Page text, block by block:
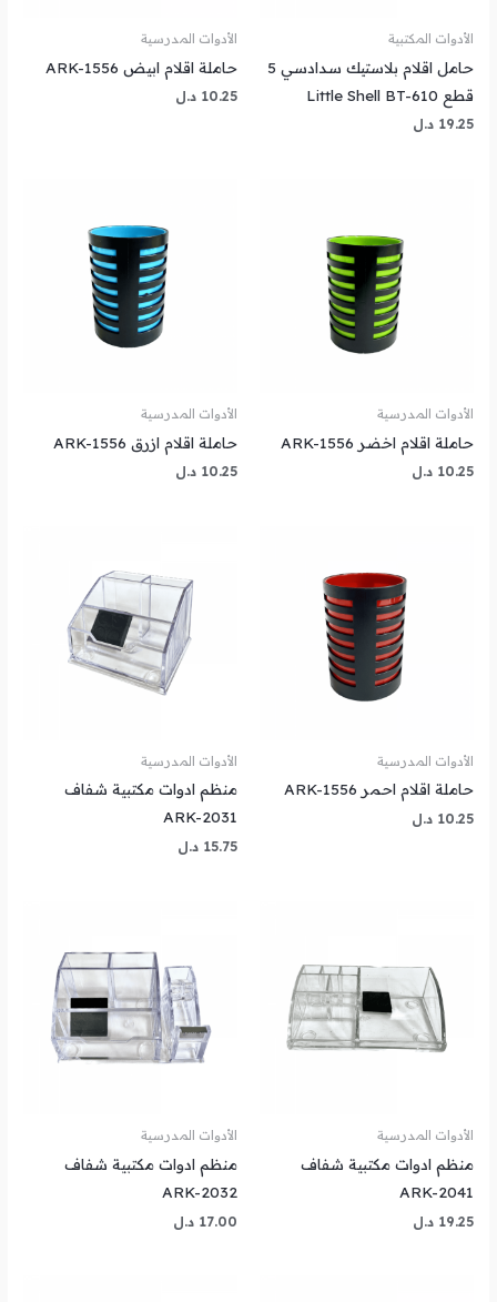
الأدوات المكتبية
حامل اقلام بلاستيك سدادسي 5
قطع Little Shell BT-610
19.25 د.ل
الأدوات المدرسية
حاملة اقلام ابيض ARK-1556
10.25 د.ل
الأدوات المدرسية
حاملة اقلام اخضر ARK-1556
10.25 د.ل
الأدوات المدرسية
حاملة اقلام ازرق ARK-1556
10.25 د.ل
الأدوات المدرسية
حاملة اقلام احمر ARK-1556
10.25 د.ل
الأدوات المدرسية
منظم ادوات مكتبية شفاف
ARK-2031
15.75 د.ل
الأدوات المدرسية
منظم ادوات مكتبية شفاف
ARK-2041
19.25 د.ل
الأدوات المدرسية
منظم ادوات مكتبية شفاف
ARK-2032
17.00 د.ل